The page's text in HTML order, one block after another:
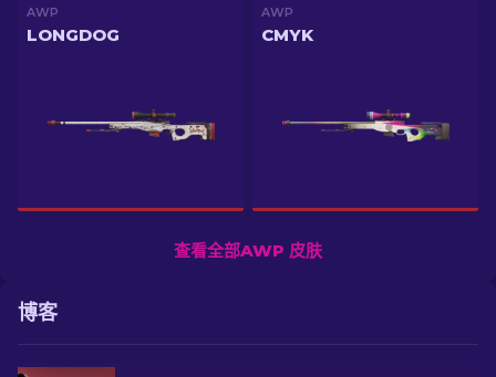
AWP
LONGDOG
AWP
CMYK
查看全部AWP 皮肤
博客